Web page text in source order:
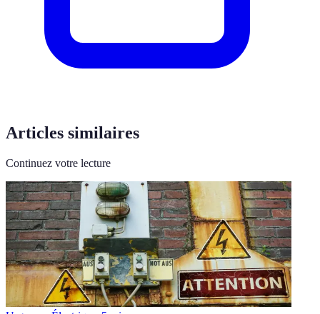
Articles similaires
Continuez votre lecture